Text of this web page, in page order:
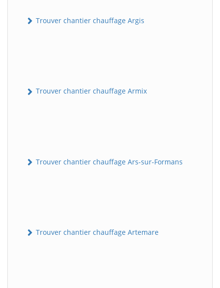
Trouver chantier chauffage Argis
Trouver chantier chauffage Armix
Trouver chantier chauffage Ars-sur-Formans
Trouver chantier chauffage Artemare